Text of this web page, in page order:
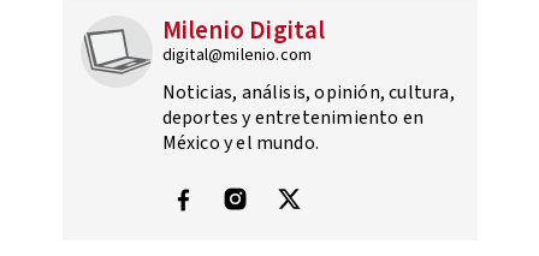
Milenio Digital
digital@milenio.com
Noticias, análisis, opinión, cultura,
deportes y entretenimiento en
México y el mundo.